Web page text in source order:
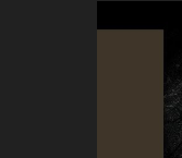
por el interés
inteligente
blindado el
al UNO
Que no
mujeres